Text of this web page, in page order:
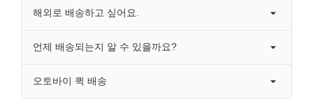
해외로 배송하고 싶어요.
언제 배송되는지 알 수 있을까요?
오토바이 퀵 배송